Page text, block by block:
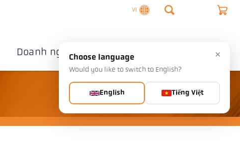
VI
Doanh nghiệp Liên hệ ×
Choose language
Would you like to switch to English?
English Tiếng Việt